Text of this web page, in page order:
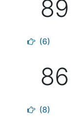
89
(6)
86
(8)